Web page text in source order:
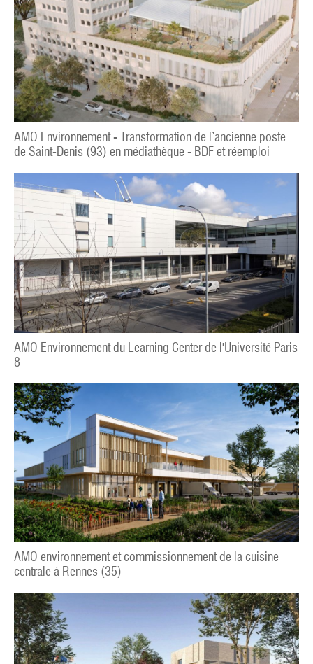
AMO Environnement - Transformation de l’ancienne poste
de Saint-Denis (93) en médiathèque - BDF et réemploi
AMO Environnement du Learning Center de l'Université Paris
8
AMO environnement et commissionnement de la cuisine
centrale à Rennes (35)